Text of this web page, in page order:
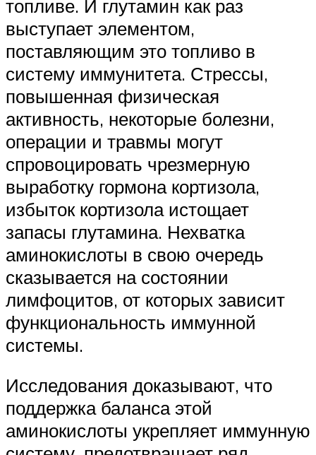
топливе. И глутамин как раз
выступает элементом,
поставляющим это топливо в
систему иммунитета. Стрессы,
повышенная физическая
активность, некоторые болезни,
операции и травмы могут
спровоцировать чрезмерную
выработку гормона кортизола,
избыток кортизола истощает
запасы глутамина. Нехватка
аминокислоты в свою очередь
сказывается на состоянии
лимфоцитов, от которых зависит
функциональность иммунной
системы.
Исследования доказывают, что
поддержка баланса этой
аминокислоты укрепляет иммунную